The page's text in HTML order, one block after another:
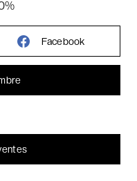
MOBILE
Facebook
ou retirer votre